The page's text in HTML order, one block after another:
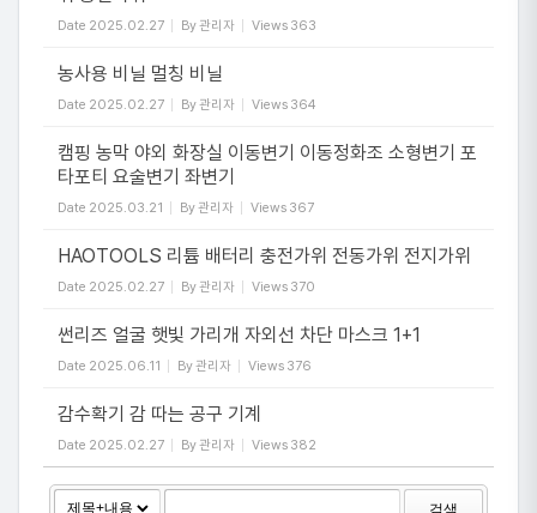
Date 2025.02.27 By관리자 Views 363
농사용 비닐 멀칭 비닐
Date 2025.02.27 By관리자 Views 364
캠핑 농막 야외 화장실 이동변기 이동정화조 소형변기 포
타포티 요술변기 좌변기
Date 2025.03.21 By관리자 Views 367
HAOTOOLS 리튬 배터리 충전가위 전동가위 전지가위
Date 2025.02.27 By관리자 Views 370
썬리즈 얼굴 햇빛 가리개 자외선 차단 마스크 1+1
Date 2025.06.11 By관리자 Views 376
감수확기 감 따는 공구 기계
Date 2025.02.27 By관리자 Views 382
검색